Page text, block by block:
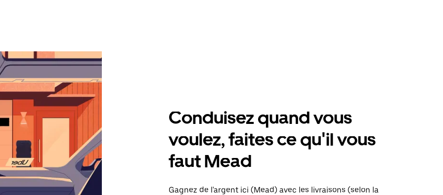
Conduisez quand vous
voulez, faites ce qu'il vous
faut Mead
Gagnez de l'argent ici (Mead) avec les livraisons (selon la